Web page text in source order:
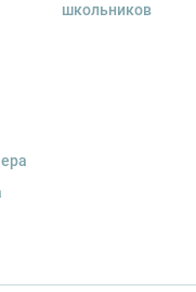
школьников